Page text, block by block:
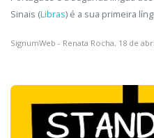
Sinais (Libras) é a sua primeira
SignumWeb - Renata Rocha, 18 de